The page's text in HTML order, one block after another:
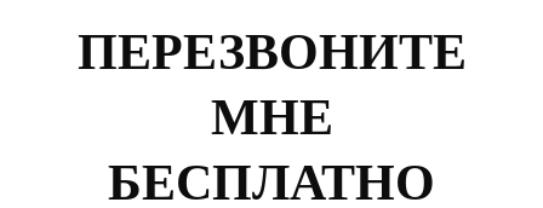
ПЕРЕЗВОНИТЕ
МНЕ
БЕСПЛАТНО